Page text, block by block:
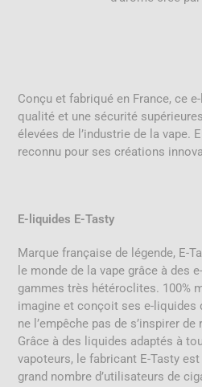
Conçu et fabriqué en France, ce
qualité et une sécurité
élevées de l’industrie de la vape.
reconnu pour ses créations
E-liquides E-Tasty
Marque française de légende, E-
le monde de la vape grâce à des
gammes très hétéroclites. 100%
imagine et conçoit ses e-liquides
ne l’empêche pas de s’inspirer
Grâce à des liquides adaptés à
vapoteurs, le fabricant E-Tasty
grand nombre d’utilisateurs de